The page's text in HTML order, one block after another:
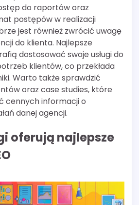
do raportów oraz
postępów w realizacji
jest również zwrócić uwagę
do klienta. Najlepsze
dostosować swoje usługi do
klientów, co przekłada
Warto także sprawdzić
oraz case studies, które
cennych informacji o
danej agencji.
oferują najlepsze